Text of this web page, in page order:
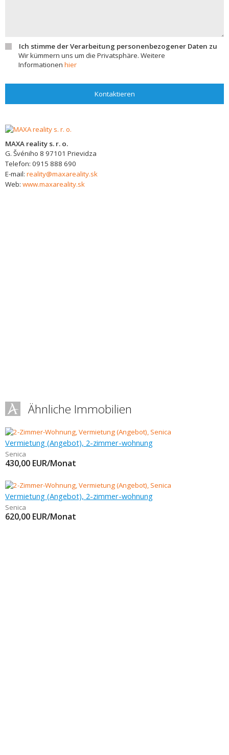
Ich stimme der Verarbeitung personenbezogener Daten zu
Wir kümmern uns um die Privatsphäre. Weitere
Informationen hier
Kontaktieren
MAXA reality s. r. o.
G. Švéniho 8 97101 Prievidza
Telefon: 0915 888 690
E-mail: reality@maxareality.sk
Web: www.maxareality.sk
Ähnliche Immobilien
Vermietung (Angebot), 2-zimmer-wohnung
Senica
430,00 EUR/Monat
Vermietung (Angebot), 2-zimmer-wohnung
Senica
620,00 EUR/Monat